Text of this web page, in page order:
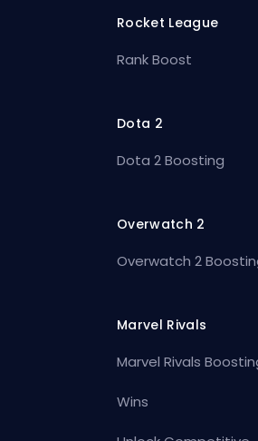
Rocket League
Rank Boost
Dota 2
Dota 2 Boosting
Overwatch 2
Overwatch 2
Marvel Rivals
Marvel Rivals
Wins